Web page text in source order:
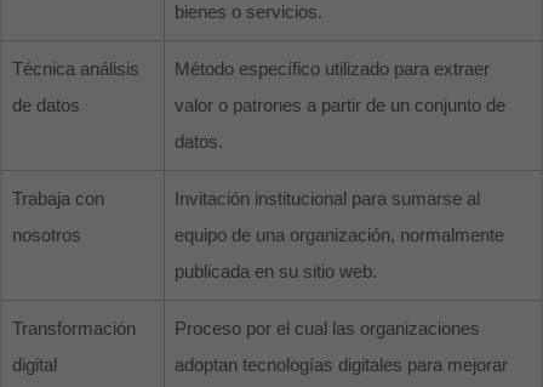
bienes o servicios.
Técnica análisis
de datos
Método específico utilizado para extraer
valor o patrones a partir de un conjunto de
datos.
Trabaja con
nosotros
Invitación institucional para sumarse al
equipo de una organización, normalmente
publicada en su sitio web.
Transformación
digital
Proceso por el cual las organizaciones
adoptan tecnologías digitales para mejorar